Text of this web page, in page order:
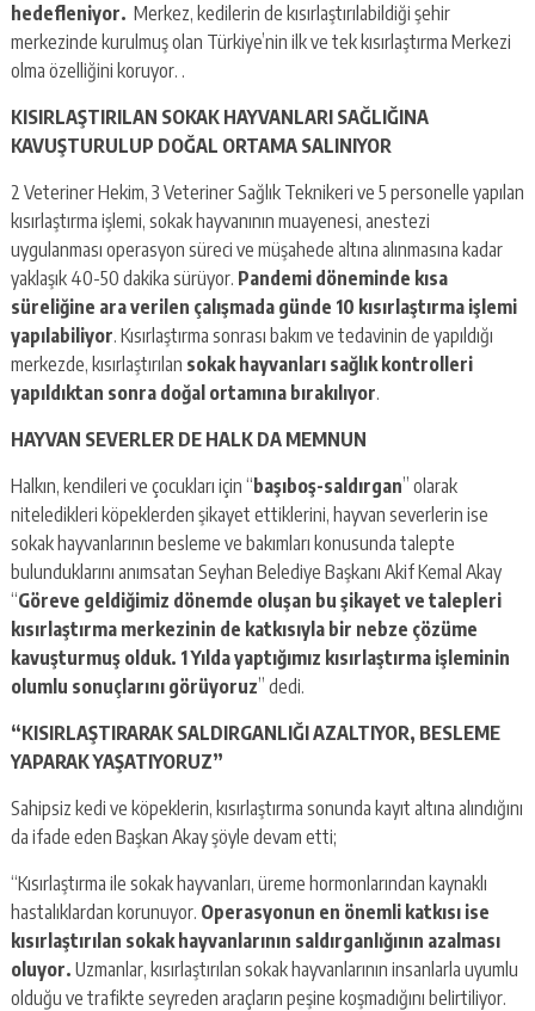
hedefleniyor. Merkez, kedilerin de kısırlaştırılabildiği şehir
merkezinde kurulmuş olan Türkiye’nin ilk ve tek kısırlaştırma Merkezi
olma özelliğini koruyor. .
KISIRLAŞTIRILAN SOKAK HAYVANLARI SAĞLIĞINA
KAVUŞTURULUP DOĞAL ORTAMA SALINIYOR
2 Veteriner Hekim, 3 Veteriner Sağlık Teknikeri ve 5 personelle yapılan
kısırlaştırma işlemi, sokak hayvanının muayenesi, anestezi
uygulanması operasyon süreci ve müşahede altına alınmasına kadar
yaklaşık 40-50 dakika sürüyor. Pandemi döneminde kısa
süreliğine ara verilen çalışmada günde 10 kısırlaştırma işlemi
yapılabiliyor. Kısırlaştırma sonrası bakım ve tedavinin de yapıldığı
merkezde, kısırlaştırılan sokak hayvanları sağlık kontrolleri
yapıldıktan sonra doğal ortamına bırakılıyor.
HAYVAN SEVERLER DE HALK DA MEMNUN
Halkın, kendileri ve çocukları için “başıboş-saldırgan” olarak
niteledikleri köpeklerden şikayet ettiklerini, hayvan severlerin ise
sokak hayvanlarının besleme ve bakımları konusunda talepte
bulunduklarını anımsatan Seyhan Belediye Başkanı Akif Kemal Akay
“Göreve geldiğimiz dönemde oluşan bu şikayet ve talepleri
kısırlaştırma merkezinin de katkısıyla bir nebze çözüme
kavuşturmuş olduk. 1 Yılda yaptığımız kısırlaştırma işleminin
olumlu sonuçlarını görüyoruz” dedi.
“KISIRLAŞTIRARAK SALDIRGANLIĞI AZALTIYOR, BESLEME
YAPARAK YAŞATIYORUZ”
Sahipsiz kedi ve köpeklerin, kısırlaştırma sonunda kayıt altına alındığını
da ifade eden Başkan Akay şöyle devam etti;
“Kısırlaştırma ile sokak hayvanları, üreme hormonlarından kaynaklı
hastalıklardan korunuyor. Operasyonun en önemli katkısı ise
kısırlaştırılan sokak hayvanlarının saldırganlığının azalması
oluyor. Uzmanlar, kısırlaştırılan sokak hayvanlarının insanlarla uyumlu
olduğu ve trafikte seyreden araçların peşine koşmadığını belirtiliyor.